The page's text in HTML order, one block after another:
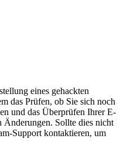
eines gehackten
das Prüfen, ob Sie sich noch
und das Überprüfen Ihrer E-
Sollte dies nicht
Support kontaktieren, um